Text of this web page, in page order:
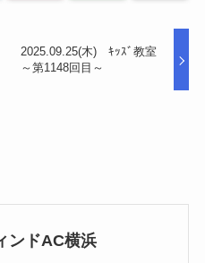
2025.09.25(木) ｷｯｽﾞ教室
～第1148回目～
ンドAC横浜